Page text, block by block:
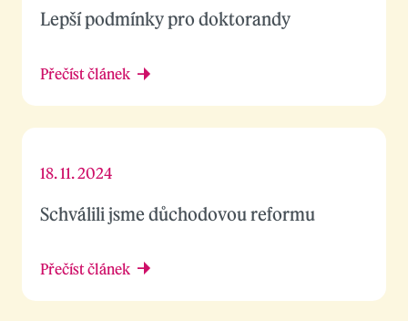
Lepší podmínky pro doktorandy
Přečíst článek
Schválili jsme důchodovou reformu
18. 11. 2024
Přečíst článek